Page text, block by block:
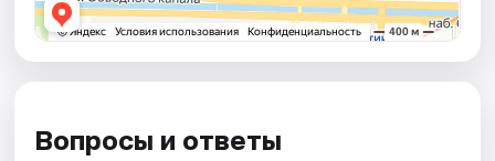
Вопросы и ответы